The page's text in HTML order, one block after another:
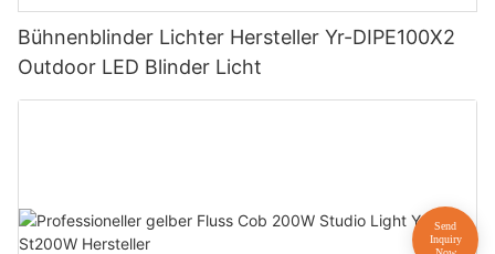
Bühnenblinder Lichter Hersteller Yr-DIPE100X2
Outdoor LED Blinder Licht